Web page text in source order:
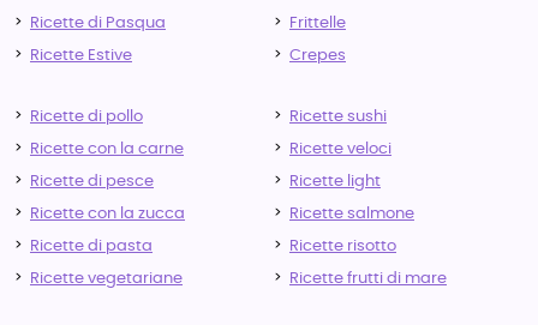
Ricette di Pasqua
Ricette Estive
Frittelle
Crepes
Ricette di pollo
Ricette con la carne
Ricette di pesce
Ricette con la zucca
Ricette di pasta
Ricette vegetariane
Ricette sushi
Ricette veloci
Ricette light
Ricette salmone
Ricette risotto
Ricette frutti di mare